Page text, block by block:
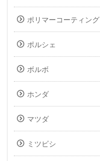
ポリマーコーティング
ポルシェ
ボルボ
ホンダ
マツダ
ミツビシ